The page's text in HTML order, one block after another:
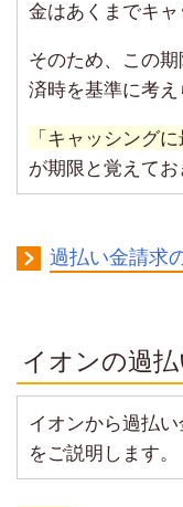
金はあくまでキャ
そのため、この
済時を基準に考え
「キャッシング
が期限と覚えてお
過払い金請求
イオンの過
イオンから過払
をご説明します。